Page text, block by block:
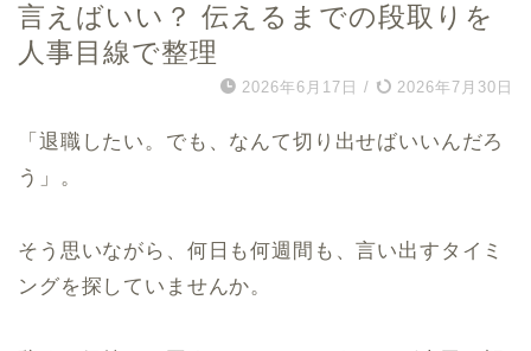
言えばいい？ 伝えるまでの段取りを
人事目線で整理
2026年6月17日 / 2026年7月30日
「退職したい。でも、なんて切り出せばいいんだろ
う」。
そう思いながら、何日も何週間も、言い出すタイミ
ングを探していませんか。